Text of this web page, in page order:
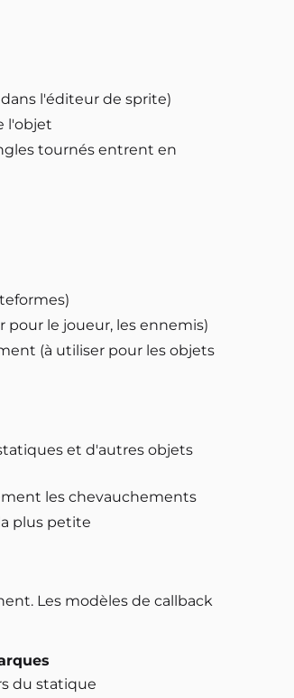
l'éditeur de sprite)
l'objet
tournés entrent en
pour le joueur, les ennemis)
(à utiliser pour les objets
et d'autres objets
les chevauchements
plus petite
Les modèles de callback
du statique